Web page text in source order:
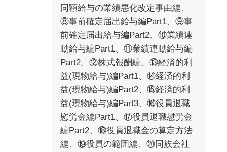
同額給与の業績悪化改定事由編、
⑧事前確定届出給与編Part1、⑨事
前確定届出給与編Part2、⑩業績連
動給与編Part1、⑪業績連動給与編
Part2、⑫株式報酬編、⑬経済的利
益(現物給与)編Part1、⑭経済的利
益(現物給与)編Part2、⑮経済的利
益(現物給与)編Part3、⑯役員退職
慰労金編Part1、⑰役員退職慰労金
編Part2、⑱役員退職金の算定方法
編、⑲役員の範囲編、⑳同族会社